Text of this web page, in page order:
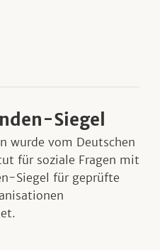
Siegel
wurde vom Deutschen
für soziale Fragen mit
Siegel für geprüfte